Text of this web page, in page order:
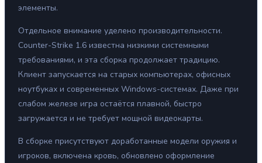
элементы.
Отдельное внимание уделено производительности.
Counter-Strike 1.6 известна низкими системными
требованиями, и эта сборка продолжает традицию.
Клиент запускается на старых компьютерах, офисных
ноутбуках и современных Windows-системах. Даже при
слабом железе игра остаётся плавной, быстро
загружается и не требует мощной видеокарты.
В сборке присутствуют доработанные модели оружия и
игроков, включена кровь, обновлено оформление